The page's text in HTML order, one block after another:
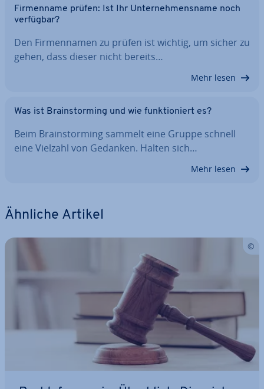
Fir­men­na­me prüfen: Ist Ihr Un­ter­neh­mens­na­me noch
verfügbar?
Den Fir­men­na­men zu prüfen ist wichtig, um sicher zu
gehen, dass dieser nicht bereits…
Mehr lesen
Was ist Brain­stor­ming und wie funk­tio­niert es?
Beim Brain­stor­ming sammelt eine Gruppe schnell
eine Vielzahl von Gedanken. Halten sich…
Mehr lesen
Ähnliche Artikel